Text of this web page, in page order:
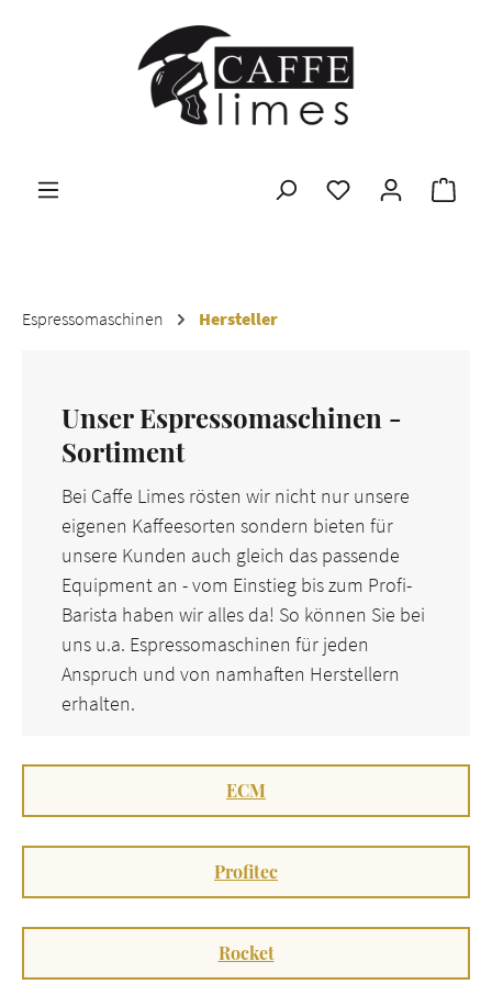
Zum Hauptinhalt springen
Espressomaschinen Hersteller
Unser Espressomaschinen -
Sortiment
Bei Caffe Limes rösten wir nicht nur unsere
eigenen Kaffeesorten sondern bieten für
unsere Kunden auch gleich das passende
Equipment an - vom Einstieg bis zum Profi-
Barista haben wir alles da! So können Sie bei
uns u.a. Espressomaschinen für jeden
Anspruch und von namhaften Herstellern
erhalten.
ECM
Profitec
Rocket